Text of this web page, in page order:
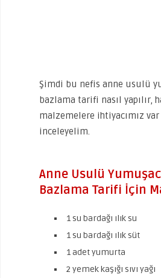
Şimdi bu nefis anne usulü
bazlama tarifi nasıl yapılır,
malzemelere ihtiyacımız
inceleyelim.
Anne Usulü
Bazlama Tarifi İçin
1 su bardağı ılık su
1 su bardağı ılık süt
1 adet yumurta
2 yemek kaşığı sıvı yağı